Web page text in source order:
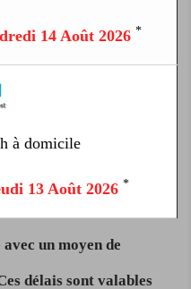
14 Août 2026 *
à domicile
13 Août 2026 *
un moyen de
délais sont valables